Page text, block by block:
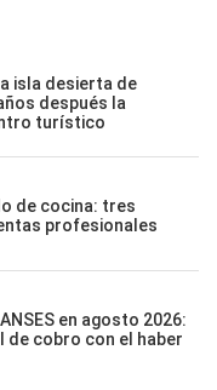
isla desierta de
después la
turístico
de cocina: tres
profesionales
en agosto 2026:
cobro con el haber